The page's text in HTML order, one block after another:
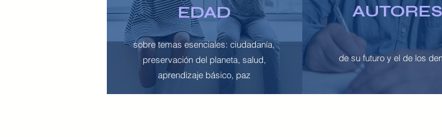
EDAD
sobre temas esenciales: ciudadanía,
preservación del planeta, salud,
aprendizaje básico, paz
AUTORES
de su futuro y el de los